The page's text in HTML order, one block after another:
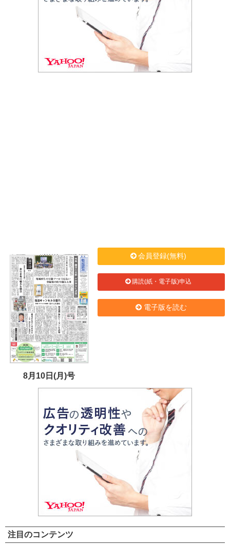
8月10日(月)号
会員登録(無料)
購読(紙・電子版)申込
電子版を読む
注目のコンテンツ